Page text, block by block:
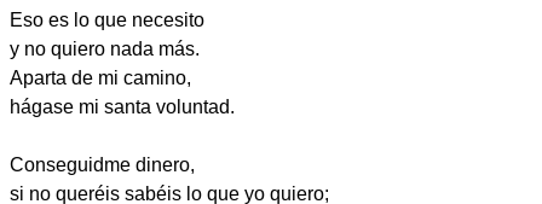
Eso es lo que necesito
y no quiero nada más.
Aparta de mi camino,
hágase mi santa voluntad.
Conseguidme dinero,
si no queréis sabéis lo que yo quiero;